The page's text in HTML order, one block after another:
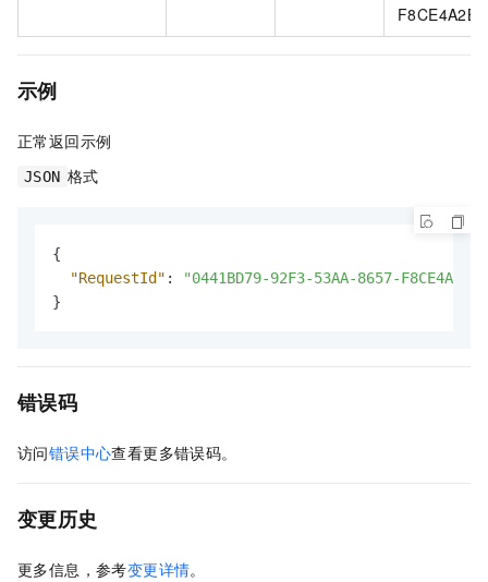
示例
正常返回示例
JSON 格式
{
"RequestId" :
"0441BD79-92F3-53AA-8657-
}
错误码
访问错误中心查看更多错误码。
变更历史
更多信息，参考变更详情。